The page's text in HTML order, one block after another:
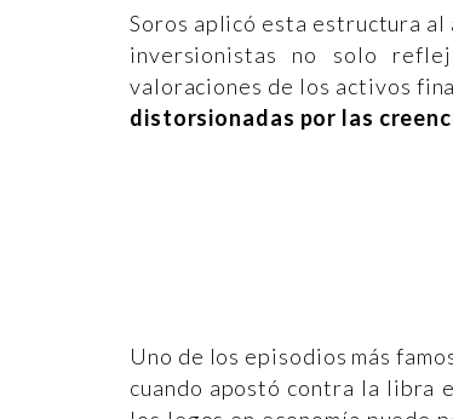
Soros aplicó esta estructura al
inversionistas no solo
valoraciones de los activos
distorsionadas por las
Uno de los episodios más
cuando apostó contra la libra